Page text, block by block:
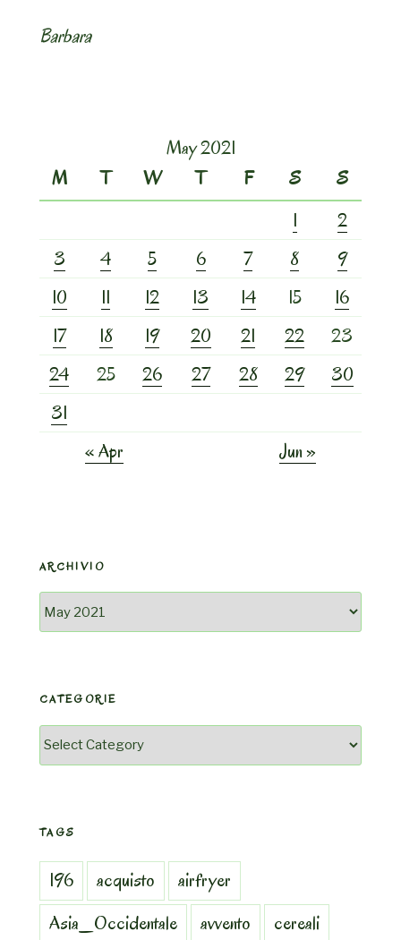
Barbara
May 2021
M
T W T F S
S
1
2
3
4 5 6 7 8
9
10
11 12 13 14 15
16
17
18 19 20 21 22
23
24
25 26 27 28 29
30
31
« Apr
Jun »
ARCHIVIO
Archivio
CATEGORIE
Categorie
TAGS
196 acquisto
airfryer
Asia_Occidentale
avvento
cereali